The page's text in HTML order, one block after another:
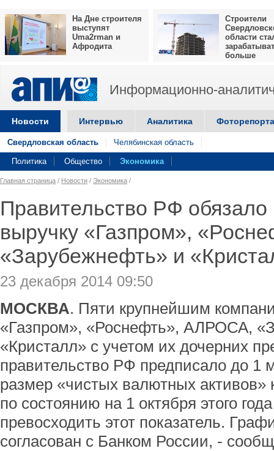
На Дне строителя
выступят
Uma2rman и
Афродита
Строители
области
больше
Информационно-
Новости Интервью Аналитика
Свердловская область Челябинская область
Политика Общество Экономика
Главная страница / Новости / Экономика /
Правительство РФ
выручку «Газпром»,
«Зарубежнефть» и
23 декабря 2014 09:50
МОСКВА. Пяти крупнейшим
«Газпром», «Роснефть», АЛРОСА,
«Кристалл» с учетом их дочерних
правительство РФ предписало до 1
размер «чистых валютных
по состоянию на 1 октября этого
превосходить этот показатель.
согласован с Банком России, -